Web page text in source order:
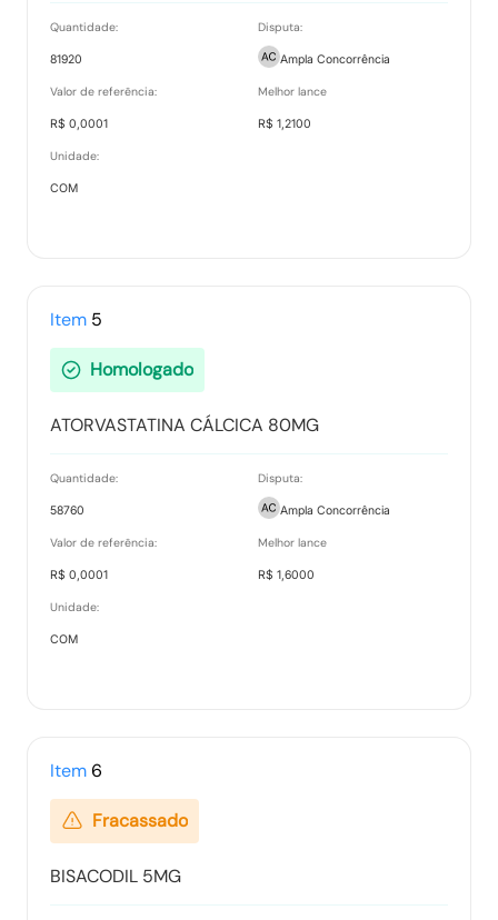
28/03/2023-12:50:08
28/03/2023-12:50:33
Ata de Propostas
Tipo:Documento
Ata Parcial
Tipo: Documento
Ata Final
Tipo:Documento
Tipo:Documento
Termo de Homologação
Quantidade:
81920
Disputa:
Ampla Concorrência
Valor de referência:
R$ 0,0001
Melhor lance
R$ 1,2100
Unidade:
COM
Item 5
Homologado
ATORVASTATINA CÁLCICA 80MG
Quantidade:
58760
Disputa:
Ampla Concorrência
Valor de referência:
R$ 0,0001
Melhor lance
R$ 1,6000
Unidade:
COM
Item6
Fracassado
BISACODIL 5MG